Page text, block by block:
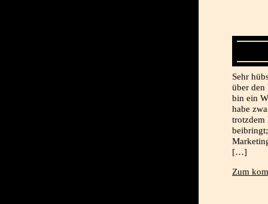
Sehr
über den
bin ein
habe
trotzdem
[…]
Zum